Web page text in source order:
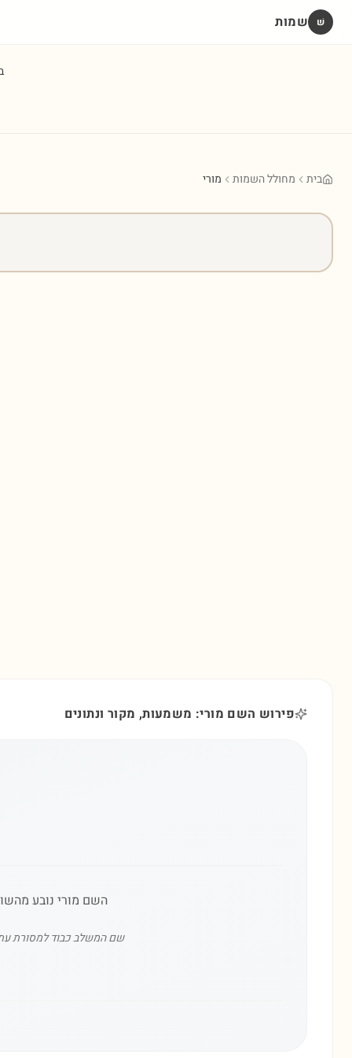
שׁ שמות
בית מחולל השמות מורי
פירוש השם מורי: משמעות, מקור ונתונים
השם מורי נובע
שם המשלב כבוד למסורת